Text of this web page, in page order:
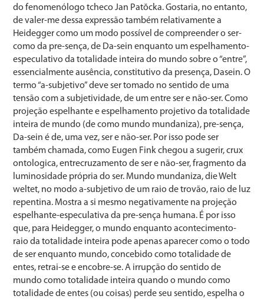
do fenomenólogo tcheco Jan Patŏcka. Gostaria, no entanto,
de valer-me dessa expressão também relativamente a
Heidegger como um modo possível de compreender o ser-
como da pre-sença, de Da-sein enquanto um espelhamento-
especulativo da totalidade inteira do mundo sobre o “entre”,
essencialmente ausência, constitutivo da presença, Dasein. O
termo “a-subjetivo” deve ser tomado no sentido de uma
tensão com a subjetividade, de um entre ser e não-ser. Como
projeção espelhante e espelhamento projetivo da totalidade
inteira de mundo (de como mundo mundaniza), pre-sença,
Da-sein é de, uma vez, ser e não-ser. Por isso pode ser
também chamada, como Eugen Fink chegou a sugerir, crux
ontologica, entrecruzamento de ser e não-ser, fragmento da
luminosidade própria do ser. Mundo mundaniza, die Welt
weltet, no modo a-subjetivo de um raio de trovão, raio de luz
repentina. Mostra a si mesmo negativamente na projeção
espelhante-especulativa da pre-sença humana. É por isso
que, para Heidegger, o mundo enquanto acontecimento-
raio da totalidade inteira pode apenas aparecer como o todo
de ser enquanto mundo, concebido como totalidade de
entes, retrai-se e encobre-se. A irrupção do sentido de
mundo como totalidade inteira quando o mundo como
totalidade de entes (ou coisas) perde seu sentido, espelha o